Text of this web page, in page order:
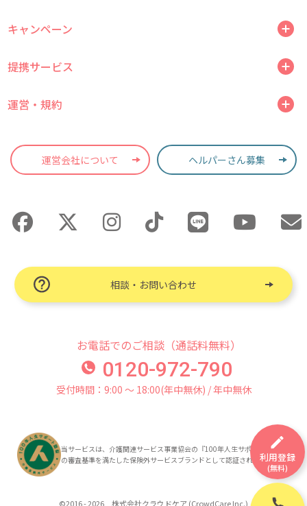
キャンペーン
提携サービス
運営・規約
運営会社について ヘルパーさん募集
相談・お問い合わせ
お電話でのご相談（通話料無料）
0120-972-790
受付時間：9:00 〜 18:00(年中無休) / 年中無休
当サービスは、介護関連サービス事業協会の『100年人生サポート認証』
の審査基準を満たした保険外サービスブランドとして認証されています。
©2016 - 2026 株式会社クラウドケア (CrowdCare Inc.)
利用登録
(無料)